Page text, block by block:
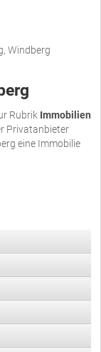
Windberg
Rubrik Immobilien
Privatanbieter
eine Immobilie